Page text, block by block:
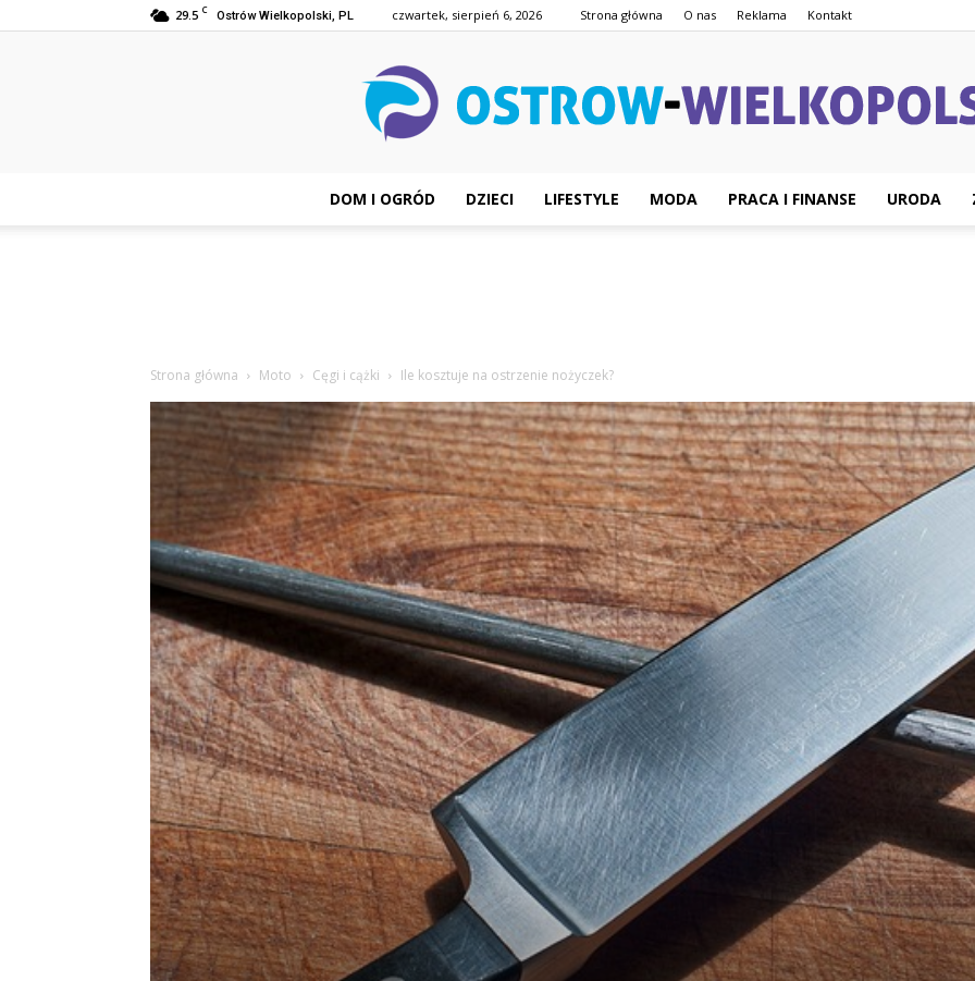
29.5 C Ostrów Wielkopolski, PL czwartek, sierpień 6, 2026 Strona główna O nas Reklama Kontakt
DOM I OGRÓD DZIECI LIFESTYLE MODA PRACA I FINANSE URODA
Strona główna Moto Cęgi i cążki Ile kosztuje na ostrzenie nożyczek?